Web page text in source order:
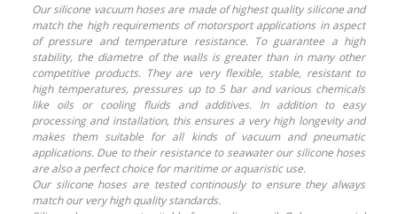
Our silicone vacuum hoses are made of highest quality silicone and
match the high requirements of motorsport applications in aspect
of pressure and temperature resistance. To guarantee a high
stability, the diametre of the walls is greater than in many other
competitive products. They are very flexible, stable, resistant to
high temperatures, pressures up to 5 bar and various chemicals
like oils or cooling fluids and additives. In addition to easy
processing and installation, this ensures a very high longevity and
makes them suitable for all kinds of vacuum and pneumatic
applications. Due to their resistance to seawater our silicone hoses
are also a perfect choice for maritime or aquaristic use.
Our silicone hoses are tested continously to ensure they always
match our very high quality standards.